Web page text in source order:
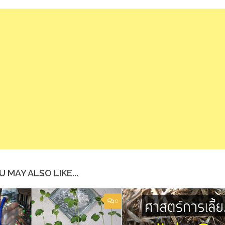
MAY ALSO LIKE...
0